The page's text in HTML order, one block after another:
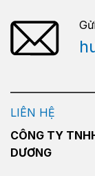
LIÊN HỆ
CÔNG TY
DƯƠNG